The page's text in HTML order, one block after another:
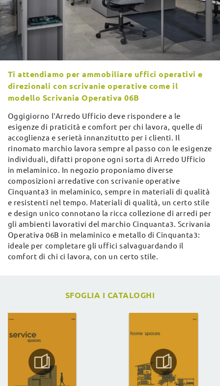
Ti attendiamo per ammobiliare uffici operativi e
direzionali con scrivanie operative come il
modello Scrivania Operativa 06B
Oggigiorno l’Arredo Ufficio deve rispondere a le
esigenze di praticità e comfort per chi lavora, quelle di
accoglienza e serietà innanzitutto per i clienti. Il
rinomato marchio lavora sempre al passo con le esigenze
individuali, difatti propone ogni sorta di Arredo Ufficio
in melaminico. In negozio proponiamo diverse
composizioni arredative con scrivanie operative
Cinquanta3 in melaminico, sempre in materiali di qualità
e resistenti nel tempo. Materiali di qualità, un certo stile
e design unico connotano la ricca collezione di arredi per
gli ambienti lavorativi del marchio Cinquanta3. Scrivania
Operativa 06B in melaminico e metallo di Cinquanta3:
ideale per completare gli uffici salvaguardando il
comfort di chi ci lavora, con un certo stile.
SFOGLIA I CATALOGHI